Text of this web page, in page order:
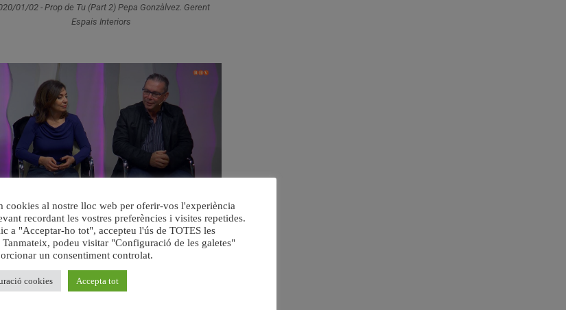
01/02 - Prop de Tu (Part 2) Pepa Gonzàlvez. Gerent
Espais Interiors
2020/01/02 - Prop de Tu (Part 4) Antonio Soler i Elena
Martínez. Clavaris Majors Setmana Santa 2020
cookies al nostre lloc web per oferir-vos l'experiència
recordant les vostres preferències i visites repetides.
a "Acceptar-ho tot", accepteu l'ús de TOTES les
Tanmateix, podeu visitar "Configuració de les galetes"
un consentiment controlat.
cookies Accepta tot